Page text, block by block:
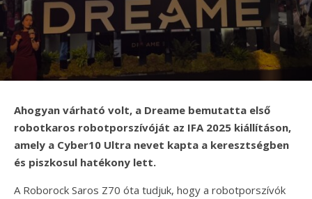
Ahogyan várható volt, a Dreame bemutatta első
robotkaros robotporszívóját az IFA 2025 kiállításon,
amely a Cyber10 Ultra nevet kapta a keresztségben
és piszkosul hatékony lett.
A Roborock Saros Z70 óta tudjuk, hogy a robotporszívók